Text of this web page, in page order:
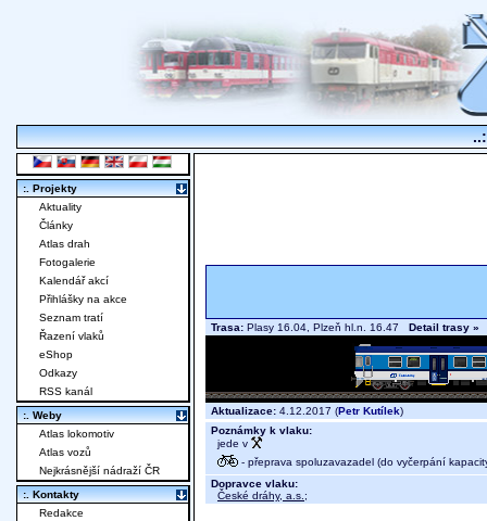
Trasa: Plasy 16.04, Plzeň hl.n. 16.47 Detail trasy »
Aktualizace: 4.12.2017 (Petr Kutílek)
Poznámky k vlaku:
jede v
- přeprava spoluzavazadel (do vyčerpání
Dopravce vlaku:
České dráhy, a.s. ;
:. Projekty
Aktuality
Články
Atlas drah
Fotogalerie
Kalendář akcí
Přihlášky na akce
Seznam tratí
Řazení vlaků
eShop
Odkazy
RSS kanál
:. Weby
Atlas lokomotiv
Atlas vozů
Nejkrásnější nádraží ČR
:. Kontakty
Redakce